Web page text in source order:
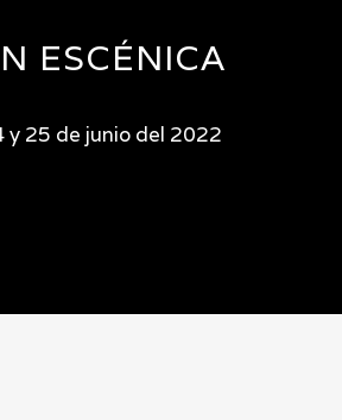
ESCÉNICA
y 25 de junio del 2022